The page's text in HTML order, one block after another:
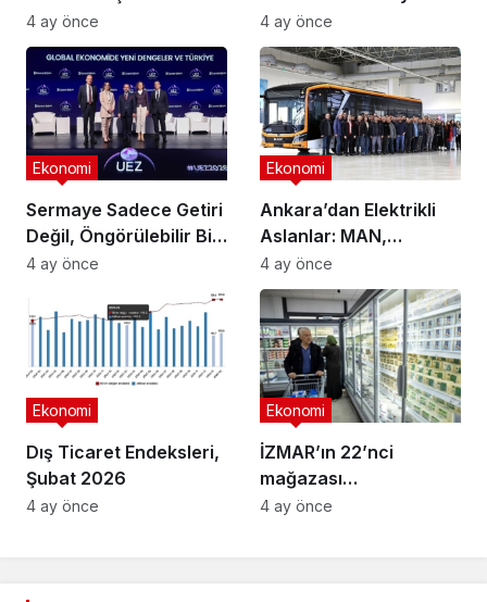
4 ay önce
ağırladı
4 ay önce
Sermaye Sadece Getiri
Değil, Öngörülebilir Bir
Ortam Arıyor
Ekonomi
4 ay önce
Ankara’dan Elektrikli
Aslanlar: MAN,
Ankara’daki
fabrikasında eBus
üretimine başladı
Ekonomi
4 ay önce
Dış Ticaret Endeksleri,
Şubat 2026
Ekonomi
4 ay önce
İZMAR’ın 22’nci
mağazası
Osmangazi’de açıldı
Ekonomi
4 ay önce